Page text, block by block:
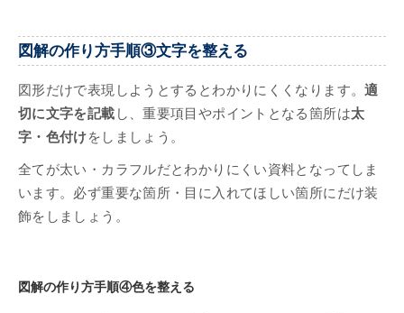
図解の作り方手順③文字を整える
図形だけで表現しようとするとわかりにくくなります。適
切に文字を記載 し、重要項目やポイントとなる箇所は太
字・色付けをしましょう。
全てが太い・カラフルだとわかりにくい資料となってしま
います。必ず重要な箇所・目に入れてほしい箇所にだけ装
飾をしましょう。
図解の作り方手順④色を整える